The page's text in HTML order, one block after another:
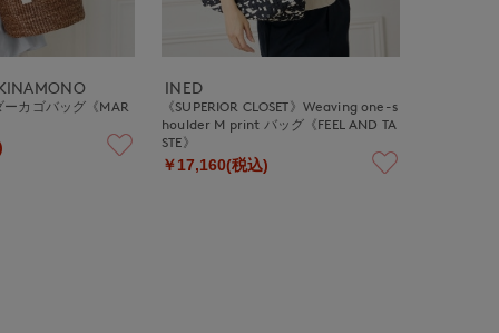
カゴバッグ《MAR
INED
《SUPERIOR CLOSET》Weaving one-s
houlder M print バッグ《FEEL AND TA
STE》
￥17,160(税込)